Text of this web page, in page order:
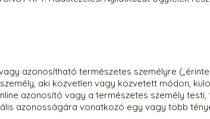
azonosítható természetes személyre
aki közvetlen vagy közvetett módon,
azonosító vagy a természetes személy testi,
azonosságára vonatkozó egy vagy több